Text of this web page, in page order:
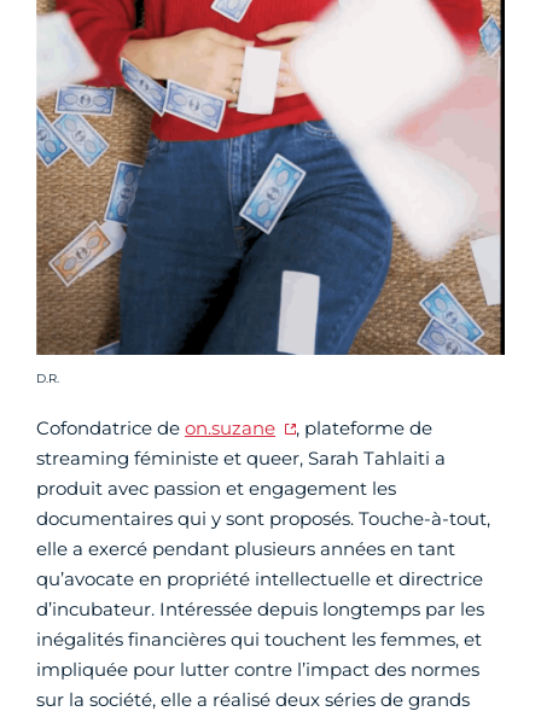
Crédit photo :
D.R.
Cofondatrice de on.suzane
, plateforme de
streaming féministe et queer, Sarah Tahlaiti a
produit avec passion et engagement les
documentaires qui y sont proposés. Touche-à-tout,
elle a exercé pendant plusieurs années en tant
qu’avocate en propriété intellectuelle et directrice
d’incubateur. Intéressée depuis longtemps par les
inégalités financières qui touchent les femmes, et
impliquée pour lutter contre l’impact des normes
sur la société, elle a réalisé deux séries de grands